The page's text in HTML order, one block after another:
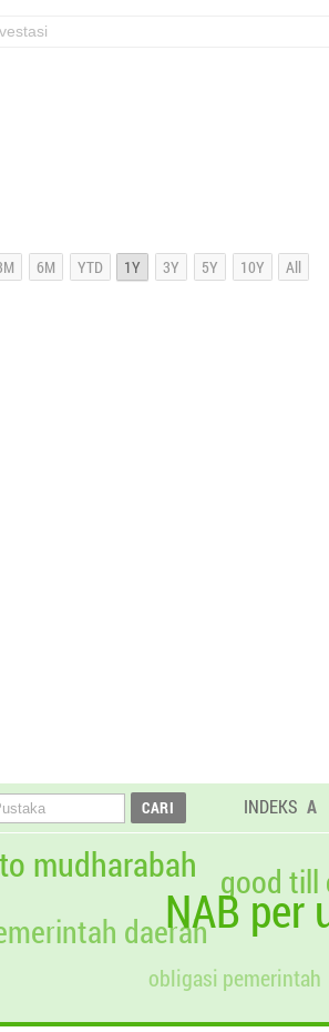
INDEKS A
NAB per
mudharabah
obligasi pemerintah
daerah
good till